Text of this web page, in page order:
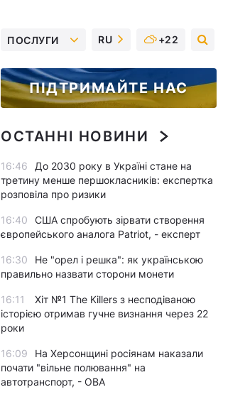
ПОСЛУГИ RU +22
ПІДТРИМАЙТЕ НАС
ОСТАННІ НОВИНИ
16:46
До 2030 року в Україні стане на
третину менше першокласників: експертка
розповіла про ризики
16:40
США спробують зірвати створення
європейського аналога Patriot, - експерт
16:30
Не "орел і решка": як українською
правильно назвати сторони монети
16:11
Хіт №1 The Killers з несподіваною
історією отримав гучне визнання через 22
роки
16:09
На Херсонщині росіянам наказали
почати "вільне полювання" на
автотранспорт, - ОВА